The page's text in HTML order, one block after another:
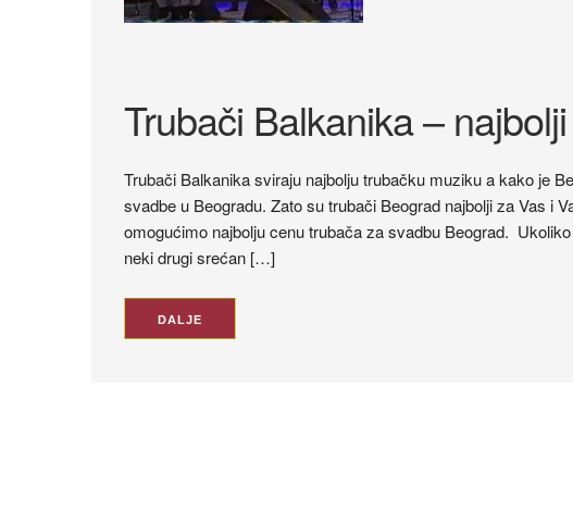
​Trubači Balkanika –
Trubači Balkanika sviraju najbolju trubačku muziku a kako je
svadbe u Beogradu. Zato su trubači Beograd najbolji za Vas i
omogućimo najbolju cenu trubača za svadbu Beograd.
neki drugi srećan […]
DALJE